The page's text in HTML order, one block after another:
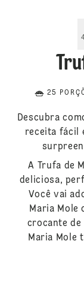
25
Descubra
receita fácil
A Trufa de
deliciosa,
Você vai
Maria Mole
crocante de
Maria Mole